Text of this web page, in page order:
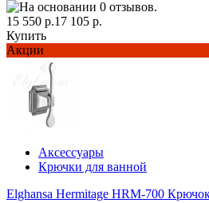
15 550 р.17 105 р.
Купить
Акции
Аксессуары
Крючки для ванной
Elghansa Hermitage HRM-700